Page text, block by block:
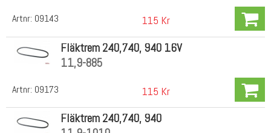
Artnr: 09143 115 Kr
Artnr: 09173
Fläktrem 240,740, 940 16V
11,9-885
115 Kr
Fläktrem 240,740, 940